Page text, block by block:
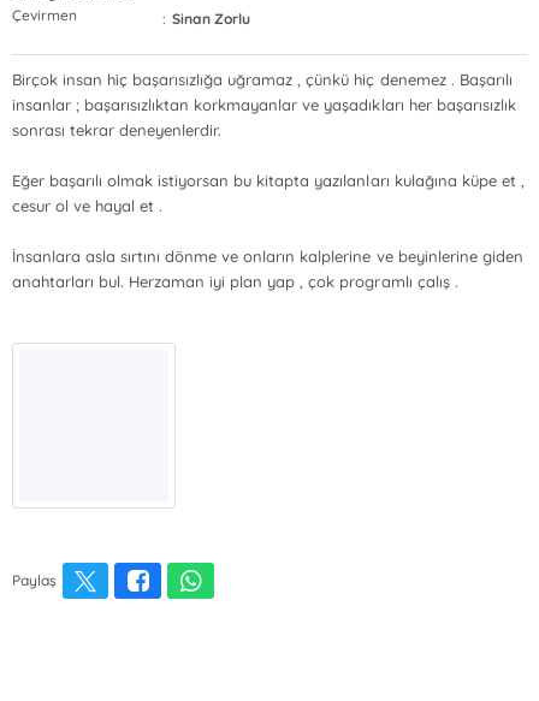
Çevirmen : Sinan Zorlu
Birçok insan hiç başarısızlığa uğramaz , çünkü hiç denemez . Başarılı
insanlar ; başarısızlıktan korkmayanlar ve yaşadıkları her başarısızlık
sonrası tekrar deneyenlerdir.
Eğer başarılı olmak istiyorsan bu kitapta yazılanları kulağına küpe et ,
cesur ol ve hayal et .
İnsanlara asla sırtını dönme ve onların kalplerine ve beyinlerine giden
anahtarları bul. Herzaman iyi plan yap , çok programlı çalış .
Paylaş